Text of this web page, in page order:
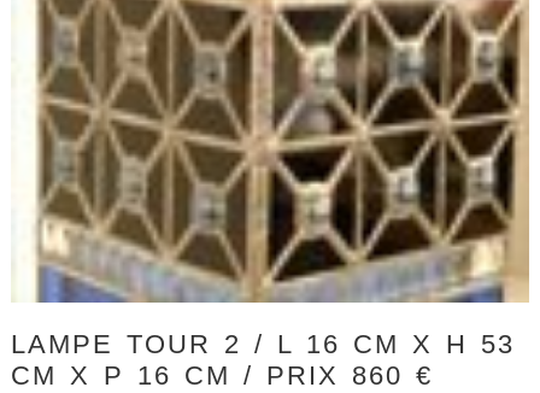
LAMPE TOUR 2 / L 16 CM X H 53
CM X P 16 CM / PRIX 860 €